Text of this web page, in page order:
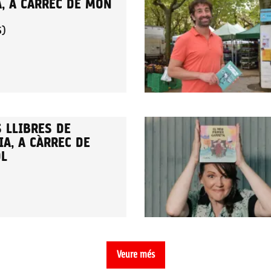
A CÀRREC DE MON
LLIBRES DE
A CÀRREC DE
Veure més